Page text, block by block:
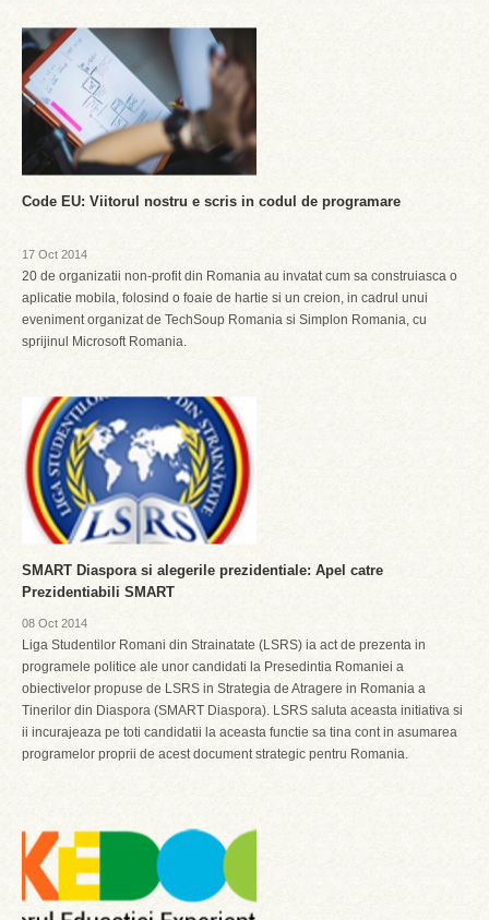
Code EU: Viitorul nostru e scris in codul de programare
17 Oct 2014
20 de organizatii non-profit din Romania au invatat cum sa construiasca o
aplicatie mobila, folosind o foaie de hartie si un creion, in cadrul unui
eveniment organizat de TechSoup Romania si Simplon Romania, cu
sprijinul Microsoft Romania.
SMART Diaspora si alegerile prezidentiale: Apel catre
Prezidentiabili SMART
08 Oct 2014
Liga Studentilor Romani din Strainatate (LSRS) ia act de prezenta in
programele politice ale unor candidati la Presedintia Romaniei a
obiectivelor propuse de LSRS in Strategia de Atragere in Romania a
Tinerilor din Diaspora (SMART Diaspora). LSRS saluta aceasta initiativa si
ii incurajeaza pe toti candidatii la aceasta functie sa tina cont in asumarea
programelor proprii de acest document strategic pentru Romania.